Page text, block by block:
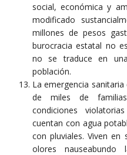
social, económica y
modificado
millones de pesos
burocracia estatal no
no se traduce en
población.
La emergencia
de miles de
condiciones
cuentan con agua
con pluviales. Viven en
olores